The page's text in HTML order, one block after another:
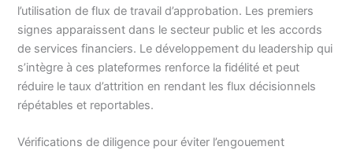
l’utilisation de flux de travail d’approbation. Les premiers
signes apparaissent dans le secteur public et les accords
de services financiers. Le développement du leadership qui
s’intègre à ces plateformes renforce la fidélité et peut
réduire le taux d’attrition en rendant les flux décisionnels
répétables et reportables.
Vérifications de diligence pour éviter l’engouement